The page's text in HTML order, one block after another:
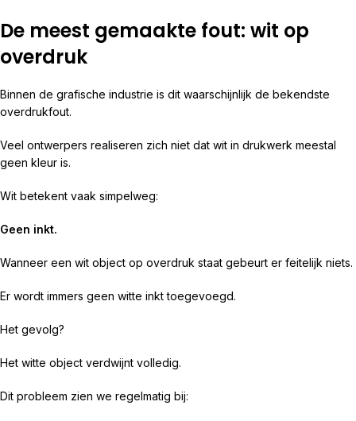
De meest gemaakte fout: wit op
overdruk
Binnen de grafische industrie is dit waarschijnlijk de bekendste
overdrukfout.
Veel ontwerpers realiseren zich niet dat wit in drukwerk meestal
geen kleur is.
Wit betekent vaak simpelweg:
Geen inkt.
Wanneer een wit object op overdruk staat gebeurt er feitelijk niets.
Er wordt immers geen witte inkt toegevoegd.
Het gevolg?
Het witte object verdwijnt volledig.
Dit probleem zien we regelmatig bij: